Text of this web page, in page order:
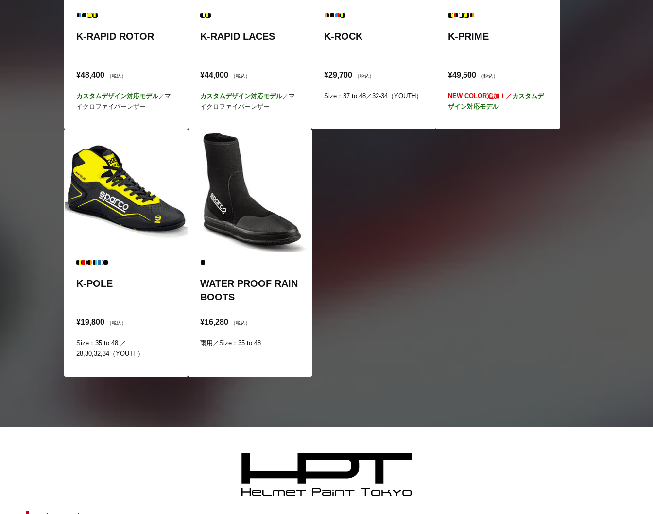
K-RAPID ROTOR
¥48,400 （税込）
カスタムデザイン対応モデル／マ
イクロファイバーレザー
K-RAPID LACES
¥44,000 （税込）
カスタムデザイン対応モデル／マ
イクロファイバーレザー
K-ROCK
¥29,700 （税込）
Size：37 to 48／32-34（YOUTH）
K-PRIME
¥49,500 （税込）
NEW COLOR追加！／カスタムデ
ザイン対応モデル
K-POLE
¥19,800 （税込）
Size：35 to 48 ／
28,30,32,34（YOUTH）
WATER PROOF RAIN
BOOTS
¥16,280 （税込）
雨用／Size：35 to 48